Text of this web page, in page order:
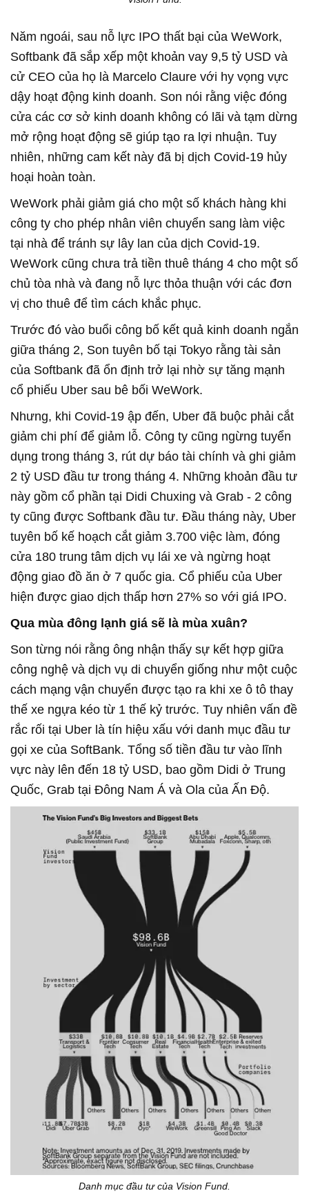
Năm ngoái, sau nỗ lực IPO thất bại của WeWork,
Softbank đã sắp xếp một khoản vay 9,5 tỷ USD và
cử CEO của họ là Marcelo Claure với hy vọng vực
dậy hoạt động kinh doanh. Son nói rằng việc đóng
cửa các cơ sở kinh doanh không có lãi và tạm dừng
mở rộng hoạt động sẽ giúp tạo ra lợi nhuận. Tuy
nhiên, những cam kết này đã bị dịch Covid-19 hủy
hoại hoàn toàn.
WeWork phải giảm giá cho một số khách hàng khi
công ty cho phép nhân viên chuyển sang làm việc
tại nhà để tránh sự lây lan của dịch Covid-19.
WeWork cũng chưa trả tiền thuê tháng 4 cho một số
chủ tòa nhà và đang nỗ lực thỏa thuận với các đơn
vị cho thuê để tìm cách khắc phục.
Trước đó vào buổi công bố kết quả kinh doanh ngắn
giữa tháng 2, Son tuyên bố tại Tokyo rằng tài sản
của Softbank đã ổn định trở lại nhờ sự tăng mạnh
cổ phiếu Uber sau bê bối WeWork.
Nhưng, khi Covid-19 ập đến, Uber đã buộc phải cắt
giảm chi phí để giảm lỗ. Công ty cũng ngừng tuyển
dụng trong tháng 3, rút dự báo tài chính và ghi giảm
2 tỷ USD đầu tư trong tháng 4. Những khoản đầu tư
này gồm cổ phần tại Didi Chuxing và Grab - 2 công
ty cũng được Softbank đầu tư. Đầu tháng này, Uber
tuyên bố kế hoạch cắt giảm 3.700 việc làm, đóng
cửa 180 trung tâm dịch vụ lái xe và ngừng hoạt
động giao đồ ăn ở 7 quốc gia. Cổ phiếu của Uber
hiện được giao dịch thấp hơn 27% so với giá IPO.
Qua mùa đông lạnh giá sẽ là mùa xuân?
Son từng nói rằng ông nhận thấy sự kết hợp giữa
công nghệ và dịch vụ di chuyển giống như một cuộc
cách mạng vận chuyển được tạo ra khi xe ô tô thay
thế xe ngựa kéo từ 1 thế kỷ trước. Tuy nhiên vấn đề
rắc rối tại Uber là tín hiệu xấu với danh mục đầu tư
gọi xe của SoftBank. Tổng số tiền đầu tư vào lĩnh
vực này lên đến 18 tỷ USD, bao gồm Didi ở Trung
Quốc, Grab tại Đông Nam Á và Ola của Ấn Độ.
Danh mục đầu tư của Vision Fund.